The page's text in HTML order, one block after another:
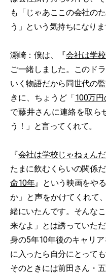
も「じゃあここの会社の
う」という気持ちになりま
瀬崎：僕は、『会社は学
ご一緒しました。このド
いく物語だから同世代の
きに、ちょうど「100万
で藤井さんに連絡を取ら
う！」と言ってくれて。
『会社は学校じゃねぇんだ
たまに飲むくらいの関係
命10年』という映画をや
か」と声をかけてくれて
緒にいたんです。そんな
来なよ」とは誘っていた
身の5年10年後のキャリア
に入ったら自分にとって
そのときには前田さん・